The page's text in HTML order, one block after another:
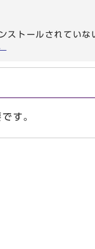
トールされていな
す。